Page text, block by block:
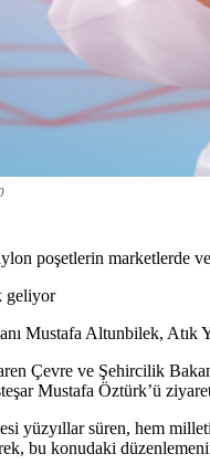
poşetlerin marketlerde
Mustafa Altunbilek, Atık
Çevre ve Şehircilik
Mustafa Öztürk’ü
yüzyıllar süren, hem
bu konudaki